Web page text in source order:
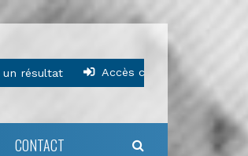
un résultat Accès clubs
CONTACT